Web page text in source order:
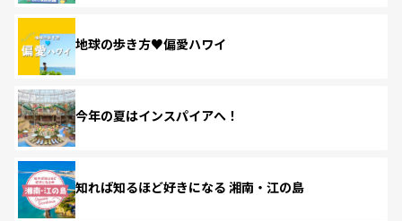
地球の歩き方♥偏愛ハワイ
今年の夏はインスパイアへ！
知れば知るほど好きになる 湘南・江の島